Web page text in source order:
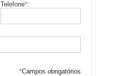
Telefone*:
*Campos obrigatórios